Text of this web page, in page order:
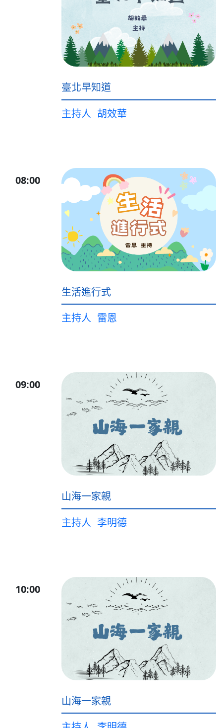
臺北早知道
主持人 胡效華
08:00
生活進行式
主持人 雷恩
09:00
山海一家親
主持人 李明德
10:00
山海一家親